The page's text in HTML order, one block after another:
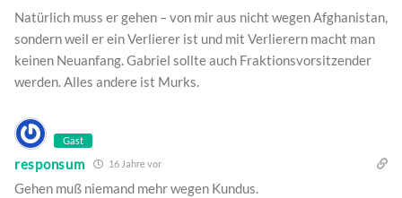
Natürlich muss er gehen – von mir aus nicht wegen Afghanistan,
sondern weil er ein Verlierer ist und mit Verlierern macht man
keinen Neuanfang. Gabriel sollte auch Fraktionsvorsitzender
werden. Alles andere ist Murks.
Gast
responsum 16 Jahre vor
Gehen muß niemand mehr wegen Kundus.